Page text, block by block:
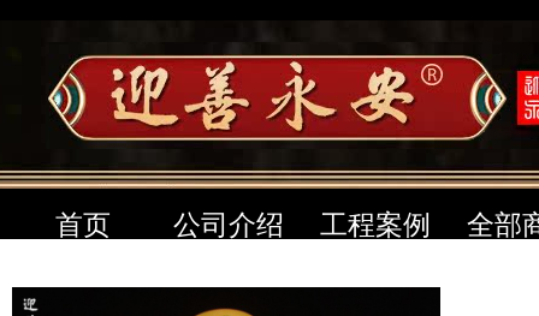
首页 公司介绍 工程案例 全部